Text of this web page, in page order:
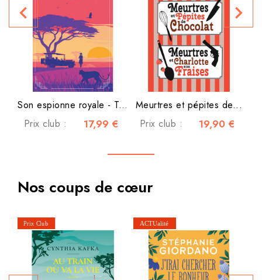
Son espionne royale - Tomes...
Prix club :
17,99 €
Meurtres et pépites de...
Prix club :
19,90 €
navigate_before navigate_next
Nos coups de cœur